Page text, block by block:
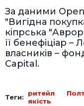
За даними
"Вигідна
кіпрська
її бенефіціар
власників –
Capital.
Теги: ритейл
якість